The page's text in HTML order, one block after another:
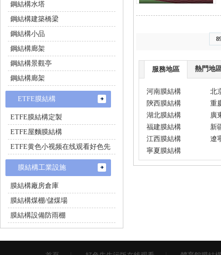
服務地區 熱門地
河南膜結構
北
陝西膜結構
重
湖北膜結構
廣
福建膜結構
新
江西膜結構
遼
寧夏膜結構
鋼結構水塔
鋼結構建築橋梁
鋼結構小品
鋼結構廊架
鋼結構景觀亭
鋼結構廊架
ETFE膜結構
ETFE膜結構定製
ETFE屋麵膜結構
ETFE黄色小视频在线观看好色先
生
膜結構工業設施
膜結構廠房倉庫
膜結構煤棚/儲煤場
膜結構設備防雨棚